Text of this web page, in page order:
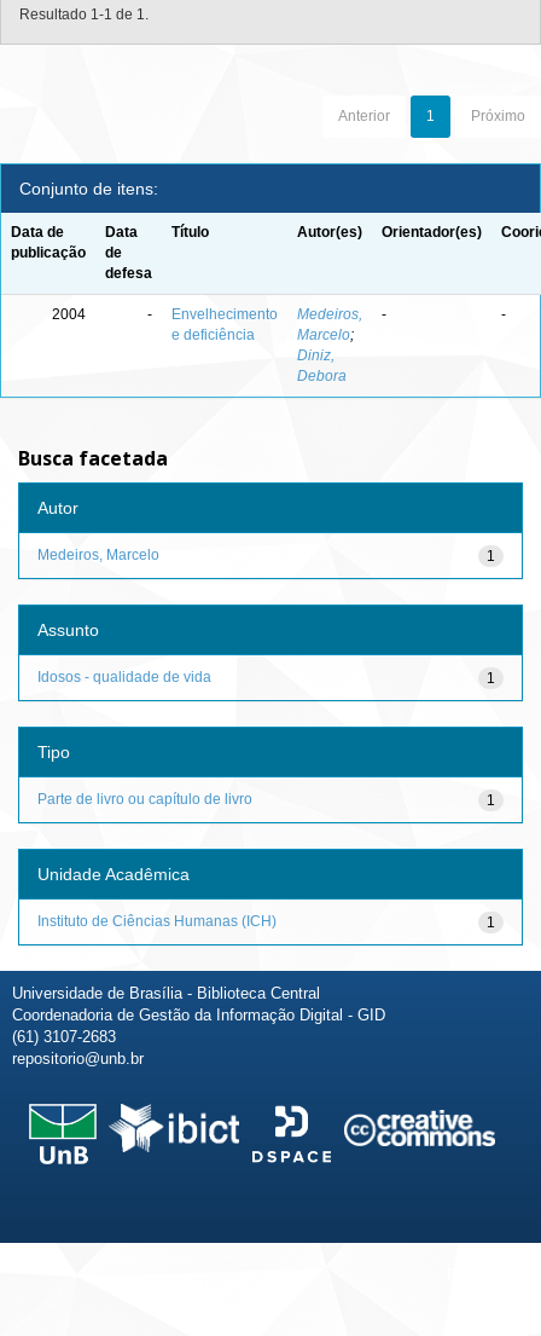
Resultado 1-1 de 1.
Anterior 1 Próximo
Conjunto de itens:
Data de
publicação
Data
de
defesa
Título Autor(es) Orientador(es)
2004 -
Envelhecimento
e deficiência
Medeiros,
Marcelo;
Diniz,
Debora
- -
Busca facetada
Autor
1
Medeiros, Marcelo
Assunto
1
Idosos - qualidade de vida
Tipo
1
Parte de livro ou capítulo de livro
Unidade Acadêmica
1
Instituto de Ciências Humanas (ICH)
Universidade de Brasília - Biblioteca Central
Coordenadoria de Gestão da Informação Digital - GID
(61) 3107-2683
repositorio@unb.br